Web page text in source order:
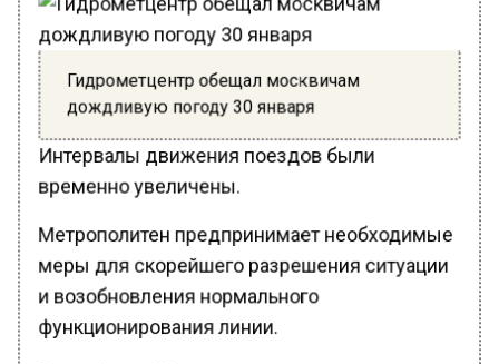
Гидрометцентр обещал москвичам
дождливую погоду 30 января
Интервалы движения поездов были
временно увеличены.
Метрополитен предпринимает необходимые
меры для скорейшего разрешения ситуации
и возобновления нормального
функционирования линии.